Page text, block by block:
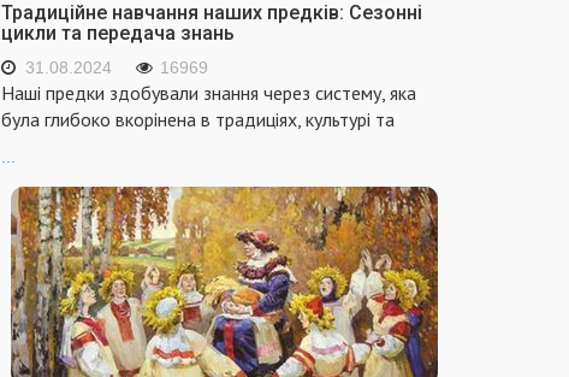
Традиційне навчання наших предків: Сезонні
цикли та передача знань
31.08.2024 16969
Наші предки здобували знання через систему, яка
була глибоко вкорінена в традиціях, культурі та
...